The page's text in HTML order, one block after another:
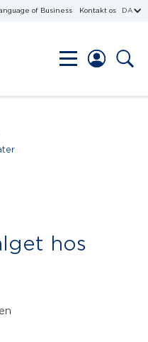
of Business Kontakt os DA
hos